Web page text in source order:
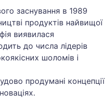
заснування в 1989
продуктів найвищої
виявилася
до числа лідерів
шоломів і
продумані концепції